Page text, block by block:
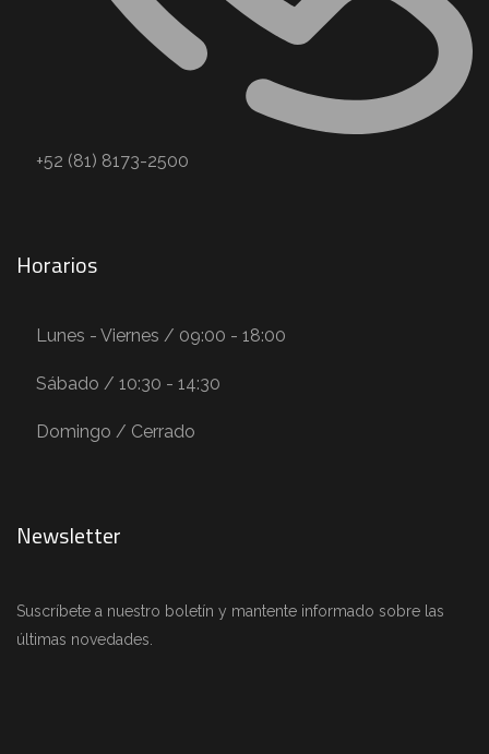
+52 (81) 8173-2500
Horarios
Lunes - Viernes / 09:00 - 18:00
Sábado / 10:30 - 14:30
Domingo / Cerrado
Newsletter
Suscríbete a nuestro boletín y mantente informado sobre las
últimas novedades.